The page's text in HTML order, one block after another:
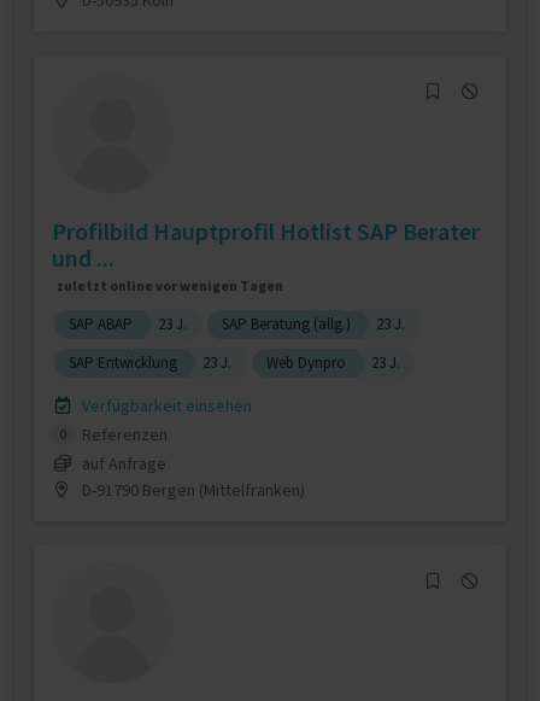
Profilbild Hauptprofil Hotlist SAP Berater
und ...
zuletzt online vor wenigen Tagen
SAP ABAP 23 J. SAP Beratung (allg.)
23 J.
SAP Entwicklung
23 J. Web Dynpro 23 J.
Verfügbarkeit einsehen
0
Referenzen
auf Anfrage
D-91790 Bergen (Mittelfranken)